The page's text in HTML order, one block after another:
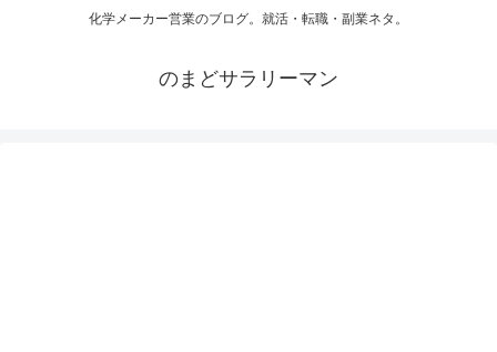
化学メーカー営業のブログ。就活・転職・副業ネタ。
のまどサラリーマン